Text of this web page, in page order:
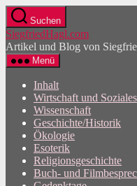
Direkt
zum
Inhalt
wechseln
Suchen
SiegfriedHagl.com
Artikel und Blog von
Menü
Inhalt
Wirtschaft und Soziales
Wissenschaft
Geschichte/Historik
Ökologie
Esoterik
Religionsgeschichte
Buch- und